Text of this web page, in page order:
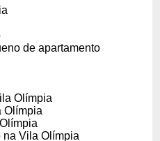
de apartamento
Olímpia
Olímpia
na Vila Olímpia